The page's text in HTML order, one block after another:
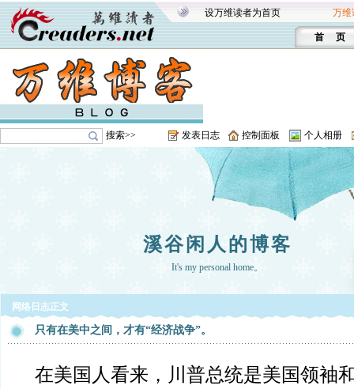
设万维读者为首页 万维
首 页
搜索>> 发表日志 控制面板 个人相册
溪谷闲人的博客
It's my personal home。
网络日志正文
只有在美中之间，才有“经济战争”。
在美国人看来，川普总统是美国领袖